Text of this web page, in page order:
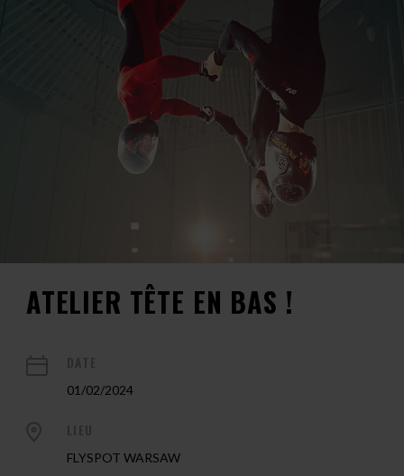
ATELIER TÊTE EN BAS !
01/02/2024
FLYSPOT WARSAW